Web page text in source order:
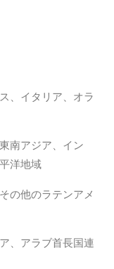
、イタリア、オラ
南アジア、イン
洋地域
の他のラテンアメ
、アラブ首長国連